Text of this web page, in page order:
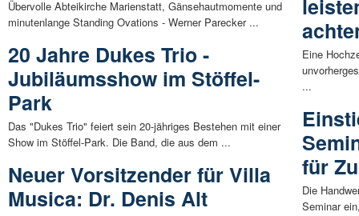
Übervolle Abteikirche Marienstatt, Gänsehautmomente und
minutenlange Standing Ovations - Werner Parecker ...
20 Jahre Dukes Trio -
Jubiläumsshow im Stöffel-
Park
Das "Dukes Trio" feiert sein 20-jähriges Bestehen mit einer
Show im Stöffel-Park. Die Band, die aus dem ...
Neuer Vorsitzender für Villa
Musica: Dr. Denis Alt
Eine
...
für
Die
Seminar